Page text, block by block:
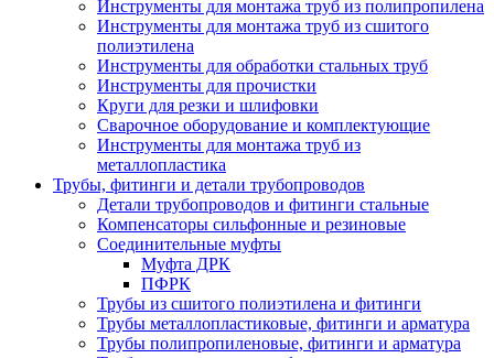
Инструменты для монтажа труб из полипропилена
Инструменты для монтажа труб из сшитого
полиэтилена
Инструменты для обработки стальных труб
Инструменты для прочистки
Круги для резки и шлифовки
Сварочное оборудование и комплектующие
Инструменты для монтажа труб из
металлопластика
Трубы, фитинги и детали трубопроводов
Детали трубопроводов и фитинги стальные
Компенсаторы сильфонные и резиновые
Соединительные муфты
Муфта ДРК
ПФРК
Трубы из сшитого полиэтилена и фитинги
Трубы металлопластиковые, фитинги и арматура
Трубы полипропиленовые, фитинги и арматура